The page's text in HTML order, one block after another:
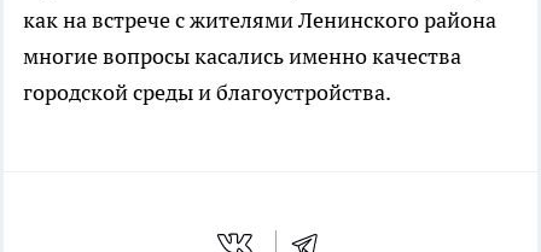
как на встрече с жителями Ленинского района
многие вопросы касались именно качества
городской среды и благоустройства.